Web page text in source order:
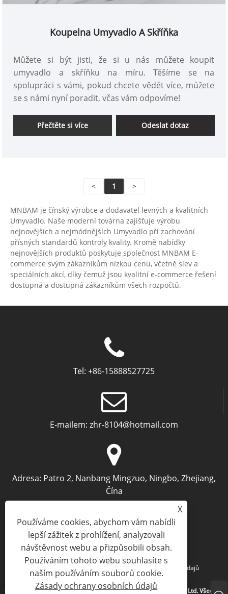
Koupelna Umyvadlo A Skříňka
Můžete si být jisti, že si u nás můžete koupit
umyvadlo a skříňku na míru. Těšíme se na
spolupráci s vámi, pokud chcete vědět více, můžete
se s námi nyní poradit, včas vám odpovíme!
Přečtěte si více Odeslat dotaz
< 1 >
MNBAM je čínský výrobce a dodavatel levných a kvalitních
Umyvadlo. Naše moderní továrna zajišťuje výrobu
nejnovějších a nejmódnějších Umyvadlo při zachování
přísných standardů kontroly kvality. Kromě nabídky
nejnovějších produktů poskytuje společnost MNBAM E-
commerce svým zákazníkům nízkou cenu, včetně slev a
speciálních akcí, díky čemuž jsou kvalitní e-commerce řešení
dostupná a dostupná zákazníkům všech rozpočtů.
Tel: +86-15888527725
E-mailem: zhr-8104@hotmail.com
Adresa: Patro 2, Nanbang Mingzuo, Ningbo, Zhejiang,
Čína
Links Sitemap RSS Zásady ochrany osobních údajů
Copyright © 2024 Ningbo Archermind electronic Commerce Co., Ltd. Všechna
X
Používáme cookies, abychom vám nabídli
lepší zážitek z prohlížení, analyzovali
návštěvnost webu a přizpůsobili obsah.
Používáním tohoto webu souhlasíte s
naším používáním souborů cookie.
Zásady ochrany osobních údajů